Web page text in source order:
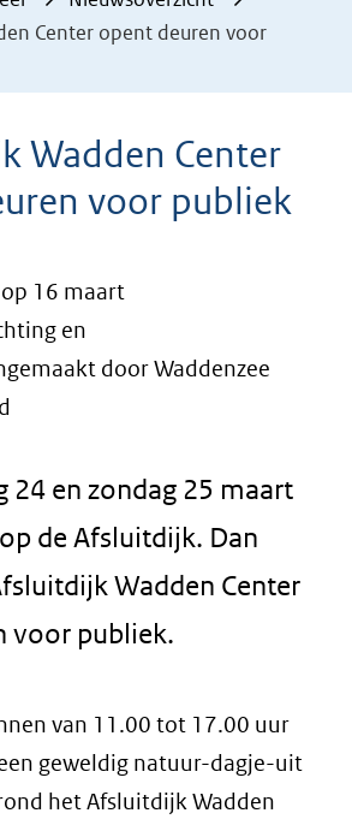
Center opent deuren voor
Wadden Center
voor publiek
16 maart
en
door Waddenzee
24 en zondag 25 maart
de Afsluitdijk. Dan
Wadden Center
voor publiek.
van 11.00 tot 17.00 uur
geweldig natuur-dagje-uit
het Afsluitdijk Wadden